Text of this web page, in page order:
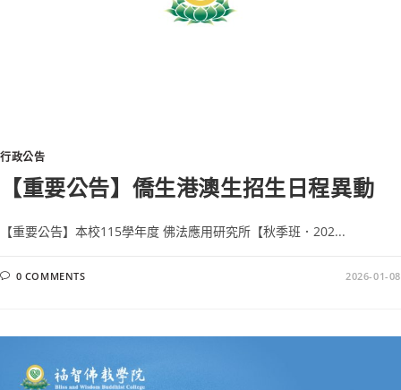
行政公告
【重要公告】僑生港澳生招生日程異動
【重要公告】本校115學年度 佛法應用研究所【秋季班．202...
0 COMMENTS 2026-01-08